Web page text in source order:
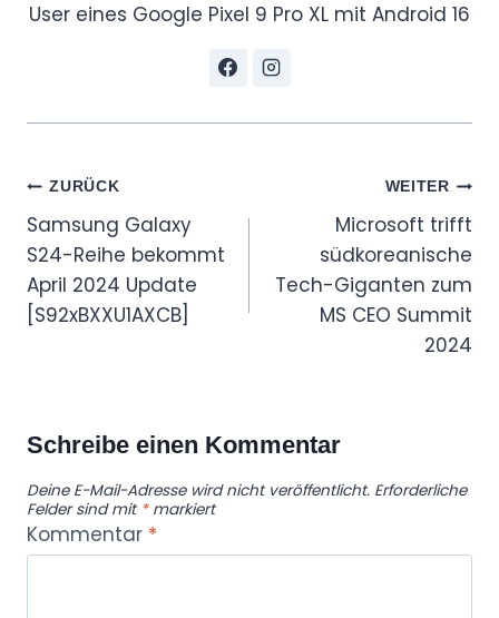
User eines Google Pixel 9 Pro XL mit Android 16
Beitragsnavigation
ZURÜCK
Samsung Galaxy
S24-Reihe bekommt
April 2024 Update
[S92xBXXU1AXCB]
WEITER
Microsoft trifft
südkoreanische
Tech-Giganten zum
MS CEO Summit
2024
Schreibe einen Kommentar
Deine E-Mail-Adresse wird nicht veröffentlicht. Erforderliche
Felder sind mit *markiert
Kommentar *